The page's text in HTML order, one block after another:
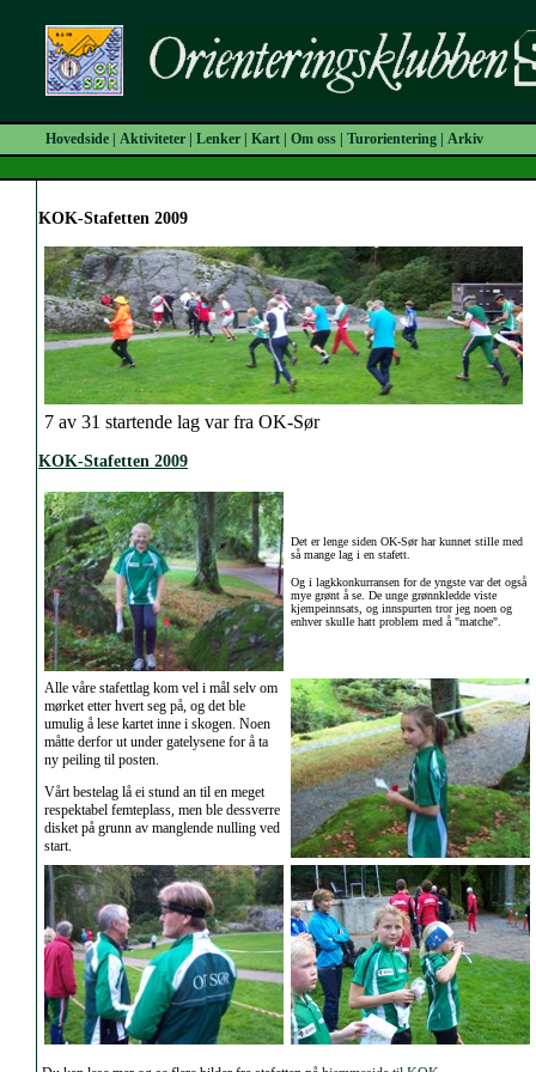
Hovedside Aktiviteter Lenker Kart Om oss Turorientering Arkiv
KOK-Stafetten 2009
7 av 31 startende lag var fra OK-Sør
KOK-Stafetten 2009
Det er lenge siden OK-Sør har kunnet stille med
så mange lag i en stafett.
Og i lagkkonkurransen for de yngste var det også
mye grønt å se. De unge grønnkledde viste
kjempeinnsats, og innspurten tror jeg noen og
enhver skulle hatt problem med å "matche".
Alle våre stafettlag kom vel i mål selv om
mørket etter hvert seg på, og det ble
umulig å lese kartet inne i skogen. Noen
måtte derfor ut under gatelysene for å ta
ny peiling til posten.
Vårt bestelag lå ei stund an til en meget
respektabel femteplass, men ble dessverre
disket på grunn av manglende nulling ved
start.